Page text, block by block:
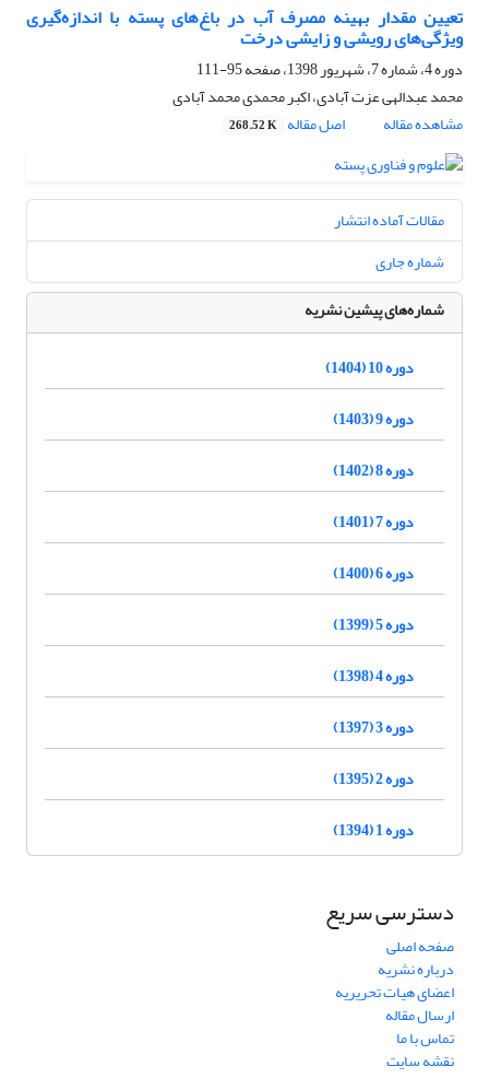
تعیین مقدار بهینه مصرف آب در باغ‌های پسته با اندازه‌گیری
ویژگی‌های رویشی و زایشی درخت
دوره 4، شماره 7، شهریور 1398، صفحه
95-111
محمد عبدالهی عزت آبادی، اکبر محمدی محمد آبادی
مشاهده مقاله
اصل مقاله 268.52 K
مقالات آماده انتشار
شماره جاری
شماره‌های پیشین نشریه
دوره 10 (1404)
دوره 9 (1403)
دوره 8 (1402)
دوره 7 (1401)
دوره 6 (1400)
دوره 5 (1399)
دوره 4 (1398)
دوره 3 (1397)
دوره 2 (1395)
دوره 1 (1394)
دسترسی سریع
صفحه اصلی
درباره نشریه
اعضای هیات تحریریه
ارسال مقاله
تماس با ما
نقشه سایت